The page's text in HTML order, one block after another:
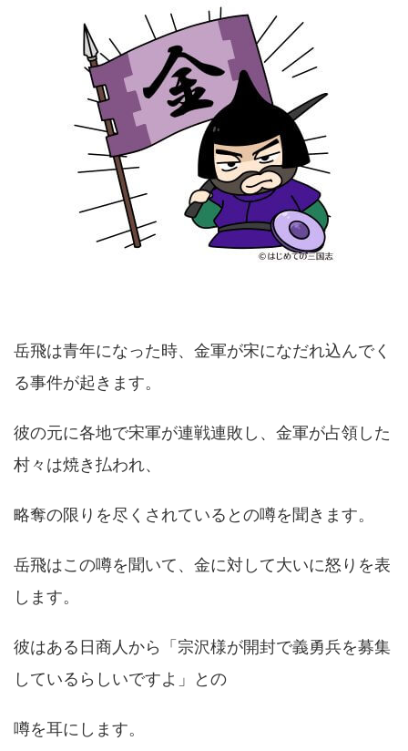
岳飛は青年になった時、金軍が宋になだれ込んでく
る事件が起きます。
彼の元に各地で宋軍が連戦連敗し、金軍が占領した
村々は焼き払われ、
略奪の限りを尽くされているとの噂を聞きます。
岳飛はこの噂を聞いて、金に対して大いに怒りを表
します。
彼はある日商人から「宗沢様が開封で義勇兵を募集
しているらしいですよ」との
噂を耳にします。